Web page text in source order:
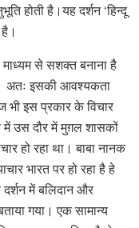
होती है।यह दर्शन ‘हिन्दू
से सशक्त बनाना है
अतः इसकी आवश्यकता
इस प्रकार के विचार
में उस दौर में मुग़ल शासकों
हो रहा था। बाबा नानक
भारत पर हो रहा है हे
में बलिदान और
गया। एक सामान्य